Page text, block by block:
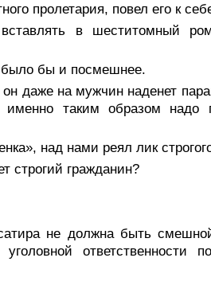
пролетария, повел его к
в шеститомный
было бы и посмешнее.
даже на мужчин наденет
таким образом надо
над нами реял лик
строгий гражданин?
не должна быть
ответственности